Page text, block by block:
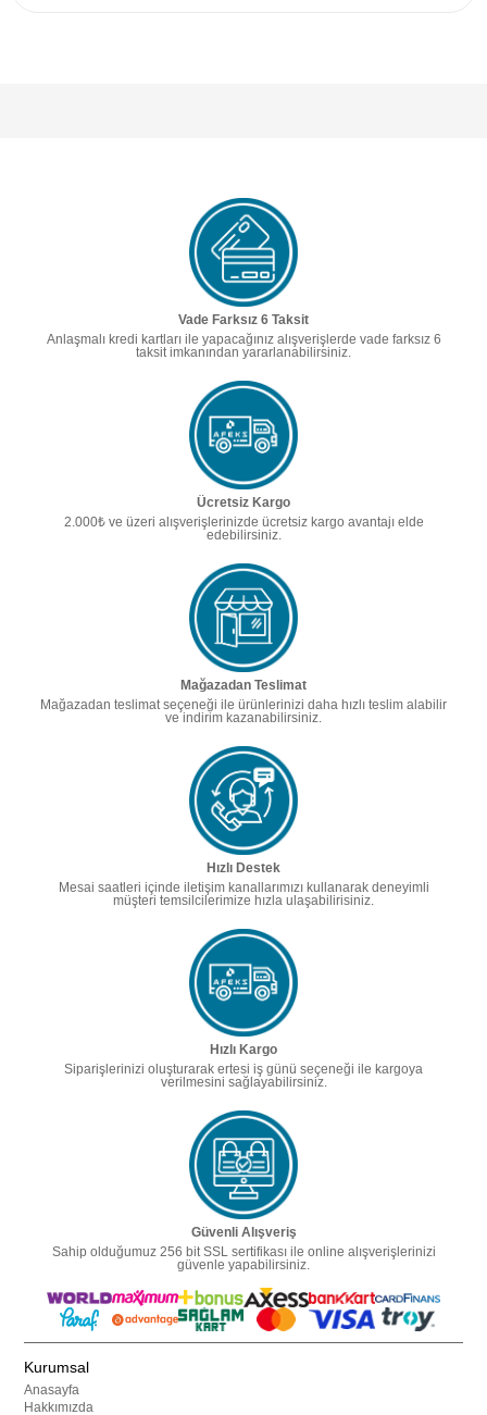
Vade Farksız 6 Taksit
Anlaşmalı kredi kartları ile yapacağınız alışverişlerde vade farksız 6
taksit imkanından yararlanabilirsiniz.
Ücretsiz Kargo
2.000₺ ve üzeri alışverişlerinizde ücretsiz kargo avantajı elde
edebilirsiniz.
Mağazadan Teslimat
Mağazadan teslimat seçeneği ile ürünlerinizi daha hızlı teslim alabilir
ve indirim kazanabilirsiniz.
Hızlı Destek
Mesai saatleri içinde iletişim kanallarımızı kullanarak deneyimli
müşteri temsilcilerimize hızla ulaşabilirisiniz.
Hızlı Kargo
Siparişlerinizi oluşturarak ertesi iş günü seçeneği ile kargoya
verilmesini sağlayabilirsiniz.
Güvenli Alışveriş
Sahip olduğumuz 256 bit SSL sertifikası ile online alışverişlerinizi
güvenle yapabilirsiniz.
Kurumsal
Anasayfa
Hakkımızda